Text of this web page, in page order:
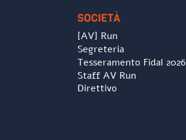
SOCIETÀ
[AV] Run
Segreteria
Tesseramento Fidal 2026
Staff AV Run
Direttivo